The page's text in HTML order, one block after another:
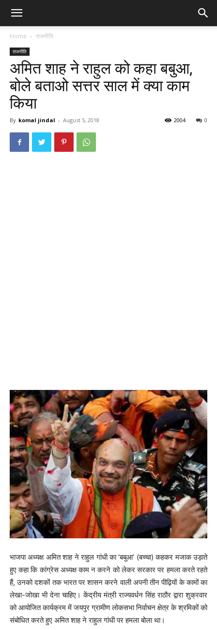
Home राजनीति
राजनीति
अमित शाह ने राहुल को कहा बबुआ,
बोले बताओ सत्तर साल में क्या काम
किया
By komal jindal - August 5, 2018 0
2004
भाजपा अध्यक्ष अमित शाह ने राहुल गांधी का ‘बबुआ’ (बच्चा) कहकर मजाक उड़ाते
हुए कहा कि कांग्रेस अध्यक्ष काम न करने को लेकर सरकार पर हमला करते रहते
हैं, उनको दशकों तक भारत पर शासन करने वाली अपनी तीन पीढ़ियों के कामों का
लेखा-जोखा भी देना चाहिए। केंद्रीय मंत्री राज्यवर्धन सिंह राठौर द्वारा शुक्रवार
को आयोजित कार्यक्रम में जयपुर ग्रामीण लोकसभा निर्वाचन क्षेत्र के श्रमिकों को
संबोधित करते हुए अमित शाह ने राहुल गांधी पर हमला बोला था।